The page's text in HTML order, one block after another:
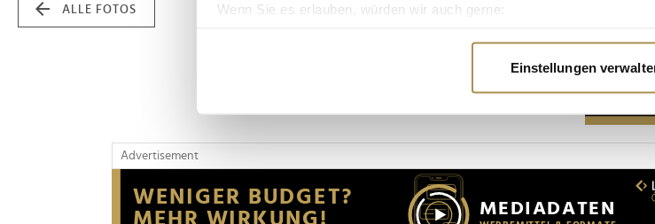
Wenn Sie es erlauben, würden wir auch gerne:
Erfahren Sie mehr darüber, wie Ihre persönlichen Daten verarbeitet
Wir verwenden Cookies, um Inhalte und Anzeigen zu personalisieren,
Website an unsere Partner für soziale Medien, Werbung und
möglicherweise mit weiteren Daten zusammen, die Sie ihnen
Einstellungen
ALLE FOTOS
Advertisement